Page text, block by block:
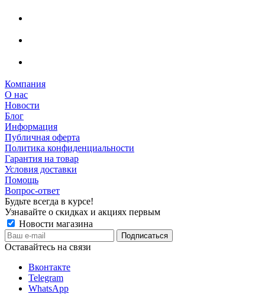
Компания
О нас
Новости
Блог
Информация
Публичная оферта
Политика конфиденциальности
Гарантия на товар
Условия доставки
Помощь
Вопрос-ответ
Будьте всегда в курсе!
Узнавайте о скидках и акциях первым
Новости магазина
Оставайтесь на связи
Вконтакте
Telegram
WhatsApp